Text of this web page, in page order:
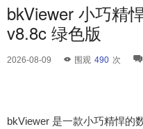
bkViewer 小巧精
v8.8c 绿色版
2026-08-09 围观 490 次
bkViewer 是一款小巧精悍的